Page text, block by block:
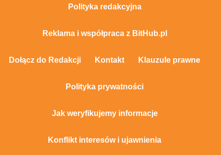
Polityka redakcyjna
Reklama i współpraca z BitHub.pl
Dołącz do Redakcji Kontakt Klauzule prawne
Polityka prywatności
Jak weryfikujemy informacje
Konflikt interesów i ujawnienia